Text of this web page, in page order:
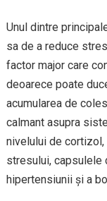
Unul dintre
sa de a reduce
factor major care
deoarece poate
acumularea de
calmant asupra
nivelului de
stresului, capsulele
hipertensiunii și a